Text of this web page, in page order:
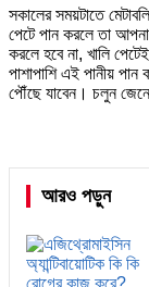
সকালের সময়টাতে
পেটে পান করলে তা
করলে হবে না, খালি
পাশাপাশি এই পানীয়
পৌঁছে যাবেন। চলুন
আরও পড়ুন